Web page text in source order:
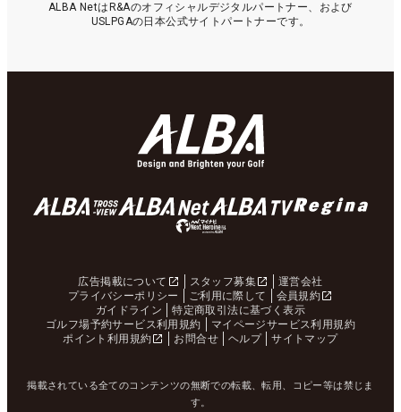
ALBA NetはR&Aのオフィシャルデジタルパートナー、および
USLPGAの日本公式サイトパートナーです。
広告掲載について スタッフ募集
運営会社
プライバシーポリシー
ご利用に際して
会員規約
ガイドライン
特定商取引法に基づく表示
ゴルフ場予約サービス利用規約
マイページサービス利用規約
ポイント利用規約
お問合せ ヘルプ サイトマップ
掲載されている全てのコンテンツの無断での転載、転用、コピー等は禁じま
す。